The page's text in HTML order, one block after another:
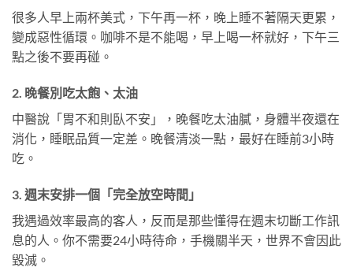
很多人早上兩杯美式，下午再一杯，晚上睡不著隔天更累，
變成惡性循環。咖啡不是不能喝，早上喝一杯就好，下午三
點之後不要再碰。
2. 晚餐別吃太飽、太油
中醫說「胃不和則臥不安」，晚餐吃太油膩，身體半夜還在
消化，睡眠品質一定差。晚餐清淡一點，最好在睡前3小時
吃。
3. 週末安排一個「完全放空時間」
我遇過效率最高的客人，反而是那些懂得在週末切斷工作訊
息的人。你不需要24小時待命，手機關半天，世界不會因此
毀滅。